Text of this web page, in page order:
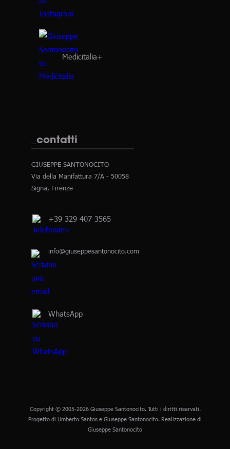
Medicitalia+
_contatti
GIUSEPPE SANTONOCITO
Via della Manifattura 7/A - 50058
Signa, Firenze
+39 329 407 3565
info@giuseppesantonocito.com
WhatsApp
Copyright © 2005-2026 Giuseppe Santonocito. Tutti i diritti riservati.
Progetto di Umberto Santos e Giuseppe Santonocito. Realizzazione di
Giuseppe Santonocito